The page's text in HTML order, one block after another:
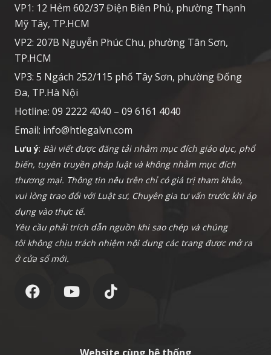
VP1: 12 Hẻm 602/37 Điện Biên Phủ, phường Thạnh
Mỹ Tây, TP.HCM
VP2: 207B Nguyễn Phúc Chu, phường Tân Sơn,
TP.HCM
VP3: 5 Ngách 252/115 phố Tây Sơn, phường Đống
Đa, TP.Hà Nội
Hotline: 09 2222 4040 – 09 6161 4040
Email: info@htlegalvn.com
Lưu ý: Bài viết được đăng tải nhằm mục đích giáo dục, phổ
biến, tuyên truyền pháp luật và không nhằm mục đích
thương mại. Thông tin nêu trên chỉ có giá trị tham khảo,
vui lòng trao đổi với Luật sư, Chuyên gia tư vấn trước khi áp
dụng vào thực tế.
Yêu cầu phải trích dẫn nguồn khi sao chép và chúng
tôi không chịu trách nhiệm nội dung các trang được mở ra
ở cửa sổ mới.